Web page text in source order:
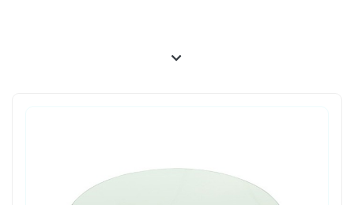
lei). Ofera-i-o in dar iubitei tale!